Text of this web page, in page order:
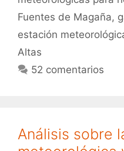
Arcus
¿Vale
la
Fuentes de Magaña,
estación
Altas
52 comentarios
Análisis sobre